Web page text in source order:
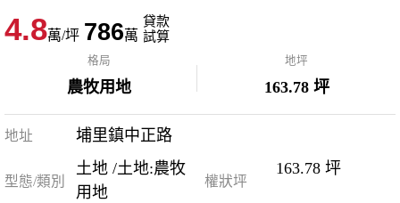
4.8萬/坪 786萬
貸款
試算
格局
農牧用地
地坪
163.78 坪
地址 埔里鎮中正路
型態/類別
土地 /土地:農牧
用地
權狀坪
163.78 坪